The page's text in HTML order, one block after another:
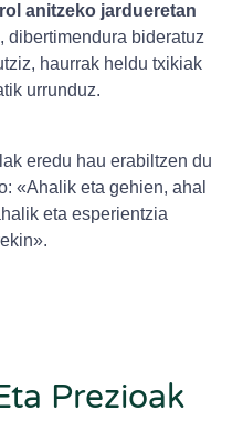
anitzeko jardueretan
dibertimendura bideratuz
haurrak heldu txikiak
urrunduz.
eredu hau erabiltzen du
«Ahalik eta gehien, ahal
eta esperientzia
Prezioak